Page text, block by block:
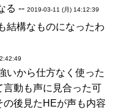
る -- 2019-03-11 (月) 14:12:39
結構なものになったわ
いから仕方なく使った
言動も声に見合った可
後見たHEが声も内容